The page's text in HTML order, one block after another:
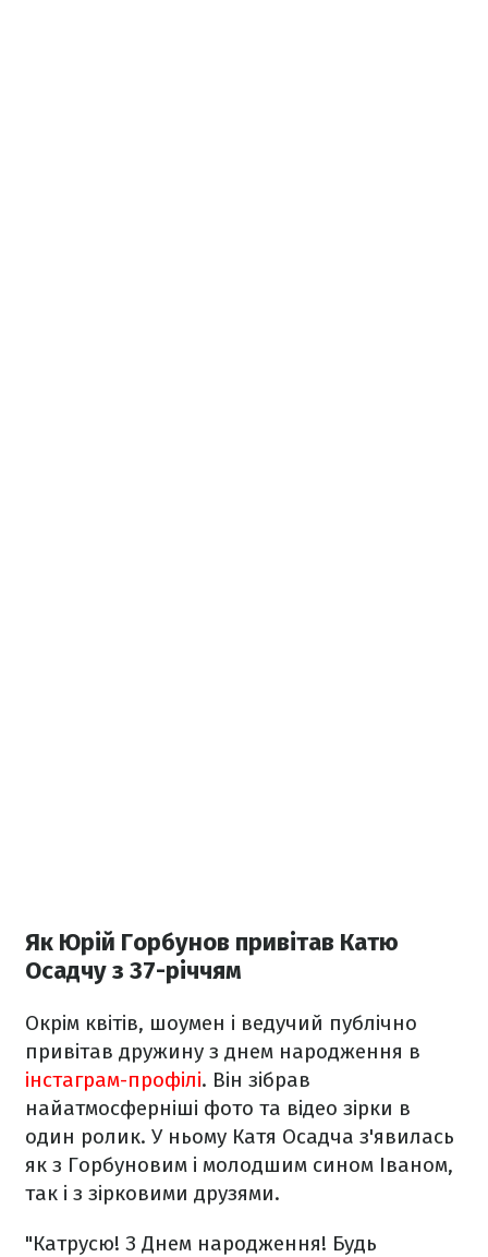
Як Юрій Горбунов привітав Катю
Осадчу з 37-річчям
Окрім квітів, шоумен і ведучий публічно
привітав дружину з днем народження в
інстаграм-профілі. Він зібрав
найатмосферніші фото та відео зірки в
один ролик. У ньому Катя Осадча з'явилась
як з Горбуновим і молодшим сином Іваном,
так і з зірковими друзями.
"Катрусю! З Днем народження! Будь